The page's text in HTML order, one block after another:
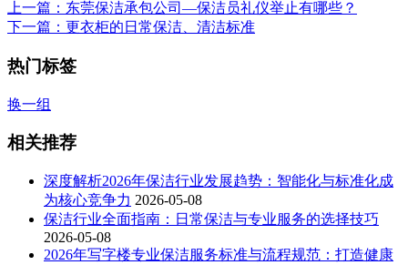
上一篇 ：东莞保洁承包公司—保洁员礼仪举止有哪些？
下一篇 ：更衣柜的日常保洁、清洁标准
热门标签
换一组
相关推荐
深度解析2026年保洁行业发展趋势：智能化与标准化成
为核心竞争力 2026-05-08
保洁行业全面指南：日常保洁与专业服务的选择技巧
2026-05-08
2026年写字楼专业保洁服务标准与流程规范：打造健康